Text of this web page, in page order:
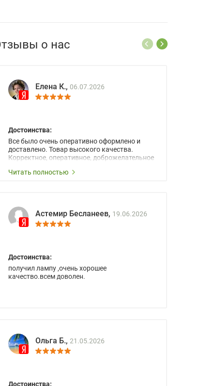
о нас
Елена К., 06.07.2026
Достоинства:
Все было очень оперативно оформлено и
доставлено. Товар высокого качества.
Корректное, оперативное, доброжелательное
Читать полностью
Астемир Бесланеев, 19.06.2026
Достоинства:
получил лампу ,очень хорошее
качество.всем доволен.
Ольга Б., 21.05.2026
Достоинства: